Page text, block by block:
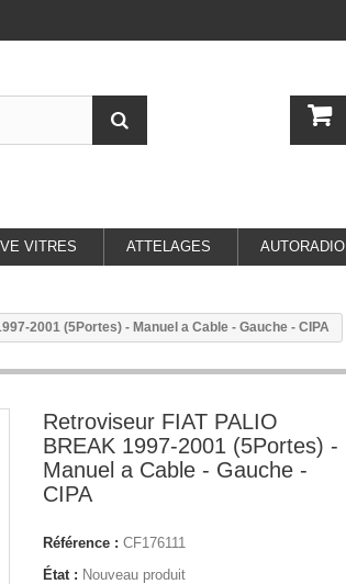
VITRES ATTELAGES AUTORADIO
2001 (5Portes) - Manuel a Cable - Gauche - CIPA
Retroviseur FIAT PALIO
BREAK 1997-2001 (5Portes) -
Manuel a Cable - Gauche -
CIPA
Référence : CF176111
État : Nouveau produit